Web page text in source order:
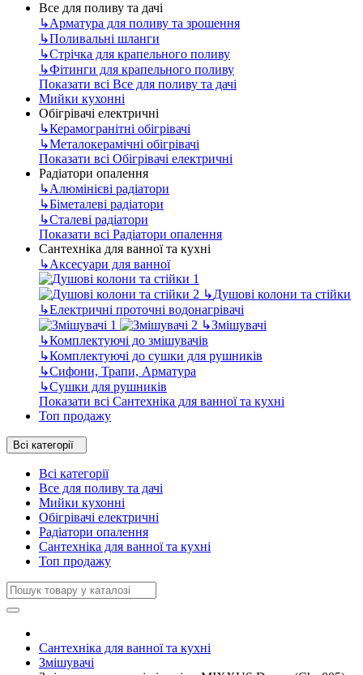
Все для поливу та дачі
↳Арматура для поливу та зрошення
↳Поливальні шланги
↳Стрічка для крапельного поливу
↳Фітинги для крапельного поливу
Показати всі Все для поливу та дачі
Мийки кухонні
Обігрівачі електричні
↳Керамогранітні обігрівачі
↳Металокерамічні обігрівачі
Показати всі Обігрівачі електричні
Радіатори опалення
↳Алюмінієві радіатори
↳Біметалеві радіатори
↳Сталеві радіатори
Показати всі Радіатори опалення
Сантехніка для ванної та кухні
↳Аксесуари для ванної
↳Душові колони та стійки
↳Електричні проточні водонагрівачі
↳Змішувачі
↳Комплектуючі до змішувачів
↳Комплектуючі до сушки для рушників
↳Сифони, Трапи, Арматура
↳Сушки для рушників
Показати всі Сантехніка для ванної та кухні
Топ продажу
Всі категорії
Всі категорії
Все для поливу та дачі
Мийки кухонні
Обігрівачі електричні
Радіатори опалення
Сантехніка для ванної та кухні
Топ продажу
Сантехніка для ванної та кухні
Змішувачі